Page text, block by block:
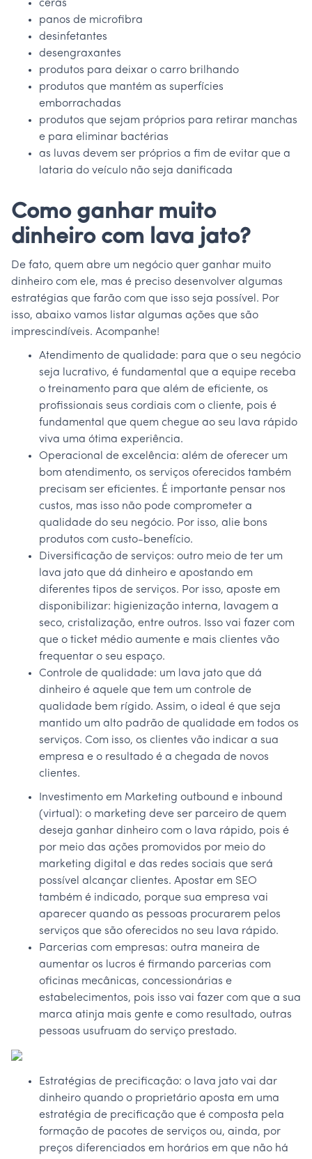
ceras
panos de microfibra
desinfetantes
desengraxantes
produtos para deixar o carro brilhando
produtos que mantém as superfícies
emborrachadas
produtos que sejam próprios para retirar manchas
e para eliminar bactérias
as luvas devem ser próprios a fim de evitar que a
lataria do veículo não seja danificada
Como ganhar muito
dinheiro com lava jato?
De fato, quem abre um negócio quer ganhar muito
dinheiro com ele, mas é preciso desenvolver algumas
estratégias que farão com que isso seja possível. Por
isso, abaixo vamos listar algumas ações que são
imprescindíveis. Acompanhe!
Atendimento de qualidade: para que o seu negócio
seja lucrativo, é fundamental que a equipe receba
o treinamento para que além de eficiente, os
profissionais seus cordiais com o cliente, pois é
fundamental que quem chegue ao seu lava rápido
viva uma ótima experiência.
Operacional de excelência: além de oferecer um
bom atendimento, os serviços oferecidos também
precisam ser eficientes. É importante pensar nos
custos, mas isso não pode comprometer a
qualidade do seu negócio. Por isso, alie bons
produtos com custo-benefício.
Diversificação de serviços: outro meio de ter um
lava jato que dá dinheiro e apostando em
diferentes tipos de serviços. Por isso, aposte em
disponibilizar: higienização interna, lavagem a
seco, cristalização, entre outros. Isso vai fazer com
que o ticket médio aumente e mais clientes vão
frequentar o seu espaço.
Controle de qualidade: um lava jato que dá
dinheiro é aquele que tem um controle de
qualidade bem rígido. Assim, o ideal é que seja
mantido um alto padrão de qualidade em todos os
serviços. Com isso, os clientes vão indicar a sua
empresa e o resultado é a chegada de novos
clientes.
Investimento em Marketing outbound e inbound
(virtual): o marketing deve ser parceiro de quem
deseja ganhar dinheiro com o lava rápido, pois é
por meio das ações promovidos por meio do
marketing digital e das redes sociais que será
possível alcançar clientes. Apostar em SEO
também é indicado, porque sua empresa vai
aparecer quando as pessoas procurarem pelos
serviços que são oferecidos no seu lava rápido.
Parcerias com empresas: outra maneira de
aumentar os lucros é firmando parcerias com
oficinas mecânicas, concessionárias e
estabelecimentos, pois isso vai fazer com que a sua
marca atinja mais gente e como resultado, outras
pessoas usufruam do serviço prestado.
Estratégias de precificação: o lava jato vai dar
dinheiro quando o proprietário aposta em uma
estratégia de precificação que é composta pela
formação de pacotes de serviços ou, ainda, por
preços diferenciados em horários em que não há